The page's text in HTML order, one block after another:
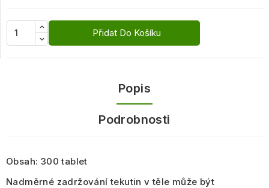
Přidat Do Košíku
Popis
Podrobnosti
Obsah: 300 tablet
Nadměrné zadržování tekutin v těle může být